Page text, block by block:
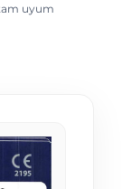
uyum